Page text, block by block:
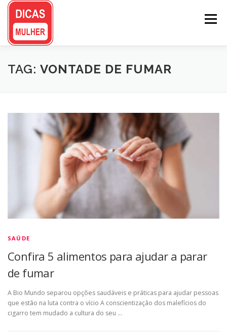
Pular
conteúdo
Menu
TAG: VONTADE DE FUMAR
SAÚDE
Confira 5 alimentos para ajudar a parar
de fumar
A Bio Mundo separou opções saudáveis e práticas para ajudar pessoas
que estão na luta contra o vício A conscientização dos malefícios do
cigarro tem mudado a cultura do seu …